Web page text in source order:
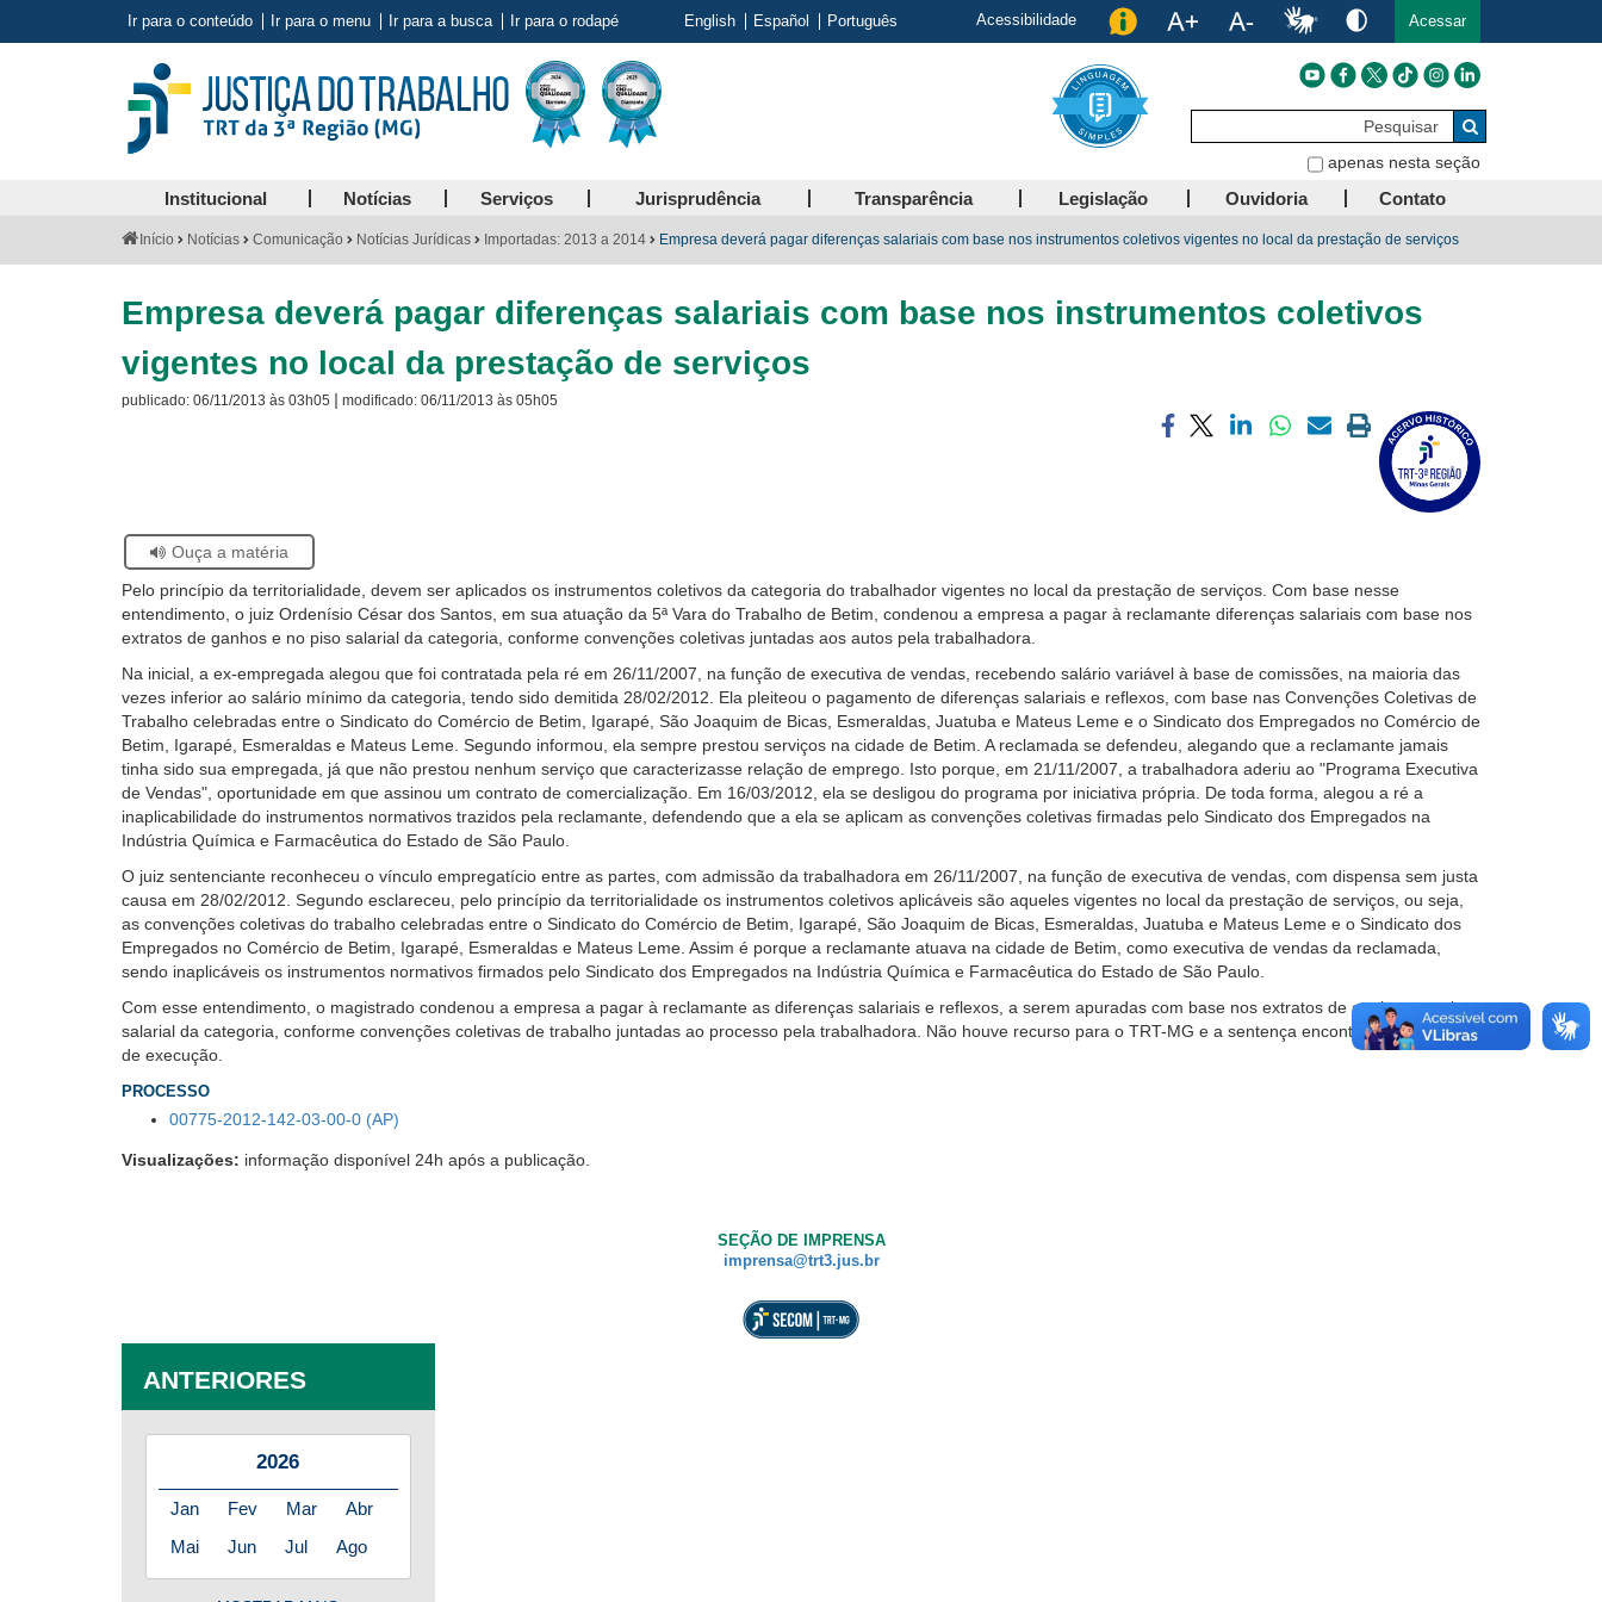
Ir para o conteúdo Ir para o menu Ir para a busca Ir para o rodapé Acessibilidade Acessar
English Español Português
Pesquisar
Buscar
apenas nesta seção
Institucional Notícias Serviços Jurisprudência Transparência Legislação Ouvidoria Contato
VocêInício Notícias Comunicação Notícias Jurídicas Importadas: 2013 a 2014 Empresa deverá pagar diferenças salariais com base nos instrumentos coletivos vigentes no local da prestação de serviços
Empresa deverá pagar diferenças salariais com base nos instrumentos coletivos
vigentes no local da prestação de serviços
publicado: 06/11/2013 às 03h05 | modificado: 06/11/2013 às 05h05
Acervo
Histórico
Compartilhar
Imprimir
página
Se
estiver
usando
leitor
de
tela,
este
botão.
Ele
é
um
recurso
acessibilidade
para
pessoas
com
baixa
visão.
Ouça a matéria
Pelo princípio da territorialidade, devem ser aplicados os instrumentos coletivos da categoria do trabalhador vigentes no local da prestação de serviços. Com base nesse
entendimento, o juiz Ordenísio César dos Santos, em sua atuação da 5ª Vara do Trabalho de Betim, condenou a empresa a pagar à reclamante diferenças salariais com base nos
extratos de ganhos e no piso salarial da categoria, conforme convenções coletivas juntadas aos autos pela trabalhadora.
Na inicial, a ex-empregada alegou que foi contratada pela ré em 26/11/2007, na função de executiva de vendas, recebendo salário variável à base de comissões, na maioria das
vezes inferior ao salário mínimo da categoria, tendo sido demitida 28/02/2012. Ela pleiteou o pagamento de diferenças salariais e reflexos, com base nas Convenções Coletivas de
Trabalho celebradas entre o Sindicato do Comércio de Betim, Igarapé, São Joaquim de Bicas, Esmeraldas, Juatuba e Mateus Leme e o Sindicato dos Empregados no Comércio de
Betim, Igarapé, Esmeraldas e Mateus Leme. Segundo informou, ela sempre prestou serviços na cidade de Betim. A reclamada se defendeu, alegando que a reclamante jamais
tinha sido sua empregada, já que não prestou nenhum serviço que caracterizasse relação de emprego. Isto porque, em 21/11/2007, a trabalhadora aderiu ao "Programa Executiva
de Vendas", oportunidade em que assinou um contrato de comercialização. Em 16/03/2012, ela se desligou do programa por iniciativa própria. De toda forma, alegou a ré a
inaplicabilidade do instrumentos normativos trazidos pela reclamante, defendendo que a ela se aplicam as convenções coletivas firmadas pelo Sindicato dos Empregados na
Indústria Química e Farmacêutica do Estado de São Paulo.
O juiz sentenciante reconheceu o vínculo empregatício entre as partes, com admissão da trabalhadora em 26/11/2007, na função de executiva de vendas, com dispensa sem justa
causa em 28/02/2012. Segundo esclareceu, pelo princípio da territorialidade os instrumentos coletivos aplicáveis são aqueles vigentes no local da prestação de serviços, ou seja,
as convenções coletivas do trabalho celebradas entre o Sindicato do Comércio de Betim, Igarapé, São Joaquim de Bicas, Esmeraldas, Juatuba e Mateus Leme e o Sindicato dos
Empregados no Comércio de Betim, Igarapé, Esmeraldas e Mateus Leme. Assim é porque a reclamante atuava na cidade de Betim, como executiva de vendas da reclamada,
sendo inaplicáveis os instrumentos normativos firmados pelo Sindicato dos Empregados na Indústria Química e Farmacêutica do Estado de São Paulo.
Com esse entendimento, o magistrado condenou a empresa a pagar à reclamante as diferenças salariais e reflexos, a serem apuradas com base nos extratos de ganhos e o piso
salarial da categoria, conforme convenções coletivas de trabalho juntadas ao processo pela trabalhadora. Não houve recurso para o TRT-MG e a sentença encontra-se em fase
de execução.
PROCESSO
00775-2012-142-03-00-0 (AP)
Visualizações: informação disponível 24h após a publicação.
SEÇÃO DE IMPRENSA
imprensa@trt3.jus.br
ANTERIORES
2026
Jan Fev Mar
Abr
Mai
Jun Jul Ago